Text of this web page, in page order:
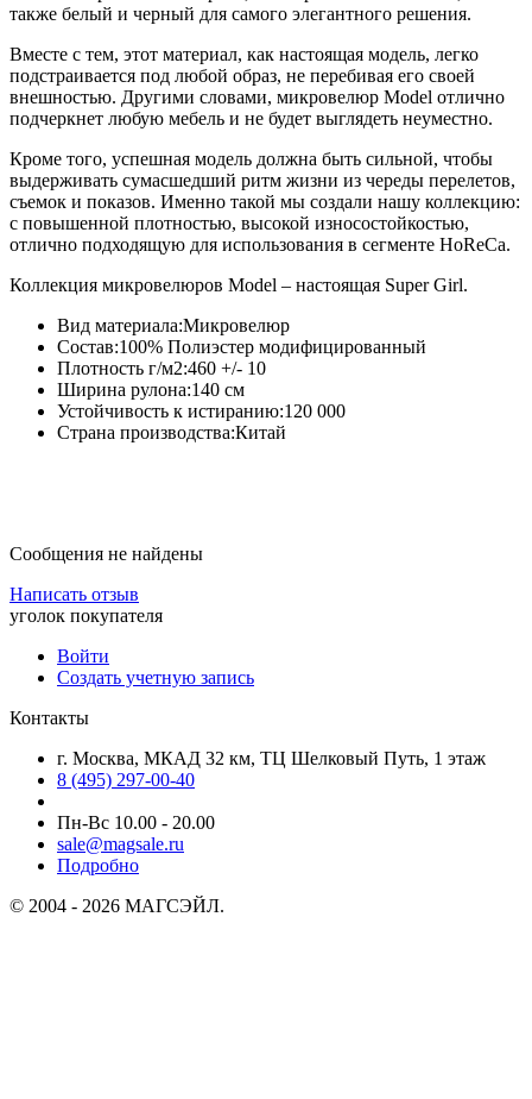
также белый и черный для самого элегантного решения.
Вместе с тем, этот материал, как настоящая модель, легко
подстраивается под любой образ, не перебивая его своей
внешностью. Другими словами, микровелюр Model отлично
подчеркнет любую мебель и не будет выглядеть неуместно.
Кроме того, успешная модель должна быть сильной, чтобы
выдерживать сумасшедший ритм жизни из череды перелетов,
съемок и показов. Именно такой мы создали нашу коллекцию:
с повышенной плотностью, высокой износостойкостью,
отлично подходящую для использования в сегменте HoReCa.
Коллекция микровелюров Model – настоящая Super Girl.
Вид материала:Микровелюр
Состав:100% Полиэстер модифицированный
Плотность г/м2:460 +/- 10
Ширина рулона:140 см
Устойчивость к истиранию:120 000
Страна производства:Китай
Сообщения не найдены
Написать отзыв
уголок покупателя
Войти
Создать учетную запись
Контакты
г. Москва, МКАД 32 км, ТЦ Шелковый Путь, 1 этаж
8 (495) 297-00-40
Пн-Вс 10.00 - 20.00
sale@magsale.ru
Подробно
© 2004 - 2026 МАГСЭЙЛ.